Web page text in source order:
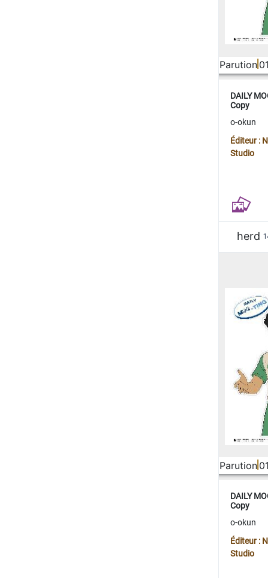
Parution
DAILY
Copy
o-okun
Éditeur :
Studio
herd
Parution
DAILY
Copy
o-okun
Éditeur :
Studio